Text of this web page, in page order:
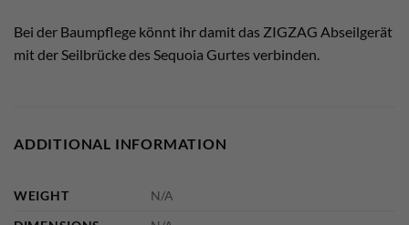
Bei der Baumpflege könnt ihr damit das ZIGZAG Abseilgerät
mit der Seilbrücke des Sequoia Gurtes verbinden.
ADDITIONAL INFORMATION
WEIGHT
N/A